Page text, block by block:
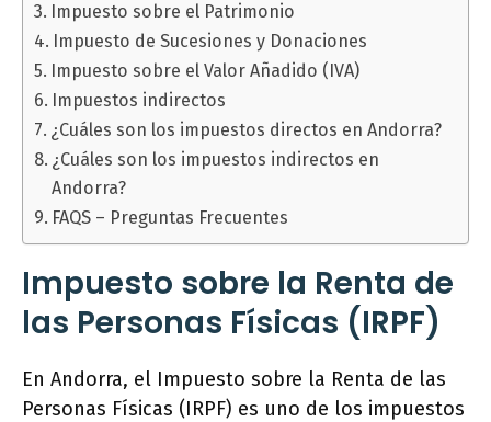
Impuesto sobre el Patrimonio
Impuesto de Sucesiones y Donaciones
Impuesto sobre el Valor Añadido (IVA)
Impuestos indirectos
¿Cuáles son los impuestos directos en Andorra?
¿Cuáles son los impuestos indirectos en
Andorra?
FAQS – Preguntas Frecuentes
Impuesto sobre la Renta de
las Personas Físicas (IRPF)
En Andorra, el Impuesto sobre la Renta de las
Personas Físicas (IRPF) es uno de los impuestos